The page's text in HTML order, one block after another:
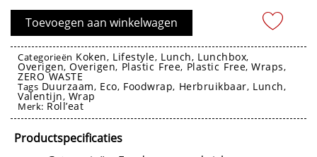
Verpakkingen
-
Roll'eat
aantal
Toevoegen aan winkelwagen
Categorieën Koken, Lifestyle, Lunch, Lunchbox,
Overigen,Overigen, Plastic Free, Plastic Free,Wraps,
ZERO WASTE
Tags Duurzaam, Eco, Foodwrap, Herbruikbaar, Lunch,
Valentijn, Wrap
Merk: Roll’eat
Productspecificaties